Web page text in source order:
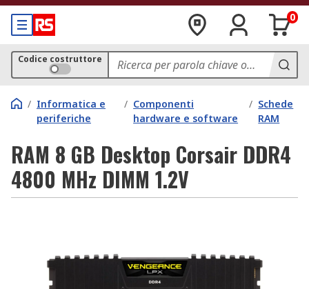
0
Codice costruttore
/ Informatica e
periferiche
/ Componenti
hardware e software
/ Schede
RAM
RAM 8 GB Desktop Corsair DDR4
4800 MHz DIMM 1.2V